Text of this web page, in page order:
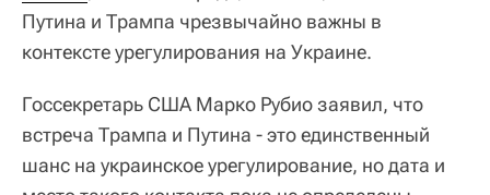
Путина и Трампа чрезвычайно важны в
контексте урегулирования на Украине.
Госсекретарь США Марко Рубио заявил, что
встреча Трампа и Путина - это единственный
шанс на украинское урегулирование, но дата и